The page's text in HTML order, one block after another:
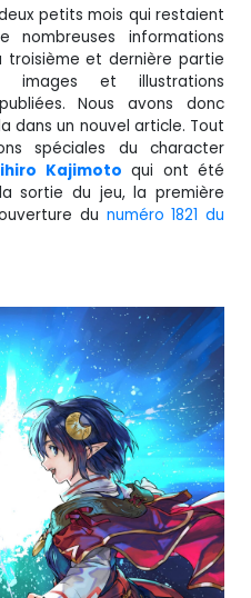
petits mois qui restaient
informations
et dernière partie
images et illustrations
Nous avons donc
dans un nouvel article. Tout
spéciales du character
Kajimoto qui ont été
sortie du jeu, la première
du numéro 1821 du